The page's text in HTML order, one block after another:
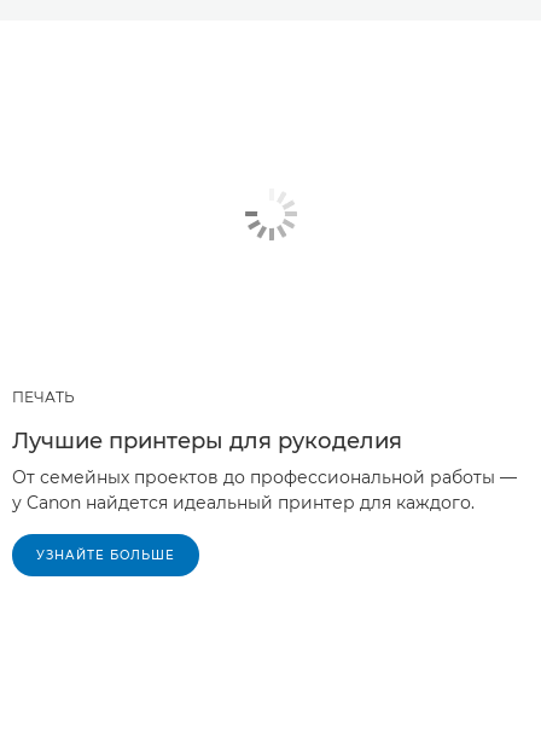
ПЕЧАТЬ
Лучшие принтеры для рукоделия
От семейных проектов до профессиональной работы —
у Canon найдется идеальный принтер для каждого.
УЗНАЙТЕ БОЛЬШЕ